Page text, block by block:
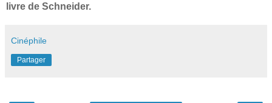
livre de Schneider.
Cinéphile
Partager